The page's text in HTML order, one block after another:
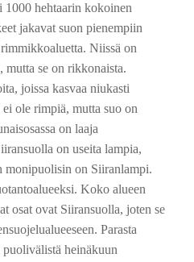
hehtaarin kokoinen
jakavat suon pienempiin
Niissä on
mutta se on rikkonaista.
joissa kasvaa niukasti
ei ole rimpiä, mutta suo on
on laaja
on useita lampia,
monipuolisin on Siiranlampi.
Koko alueen
osat ovat Siiransuolla, joten se
Parasta
heinäkuun